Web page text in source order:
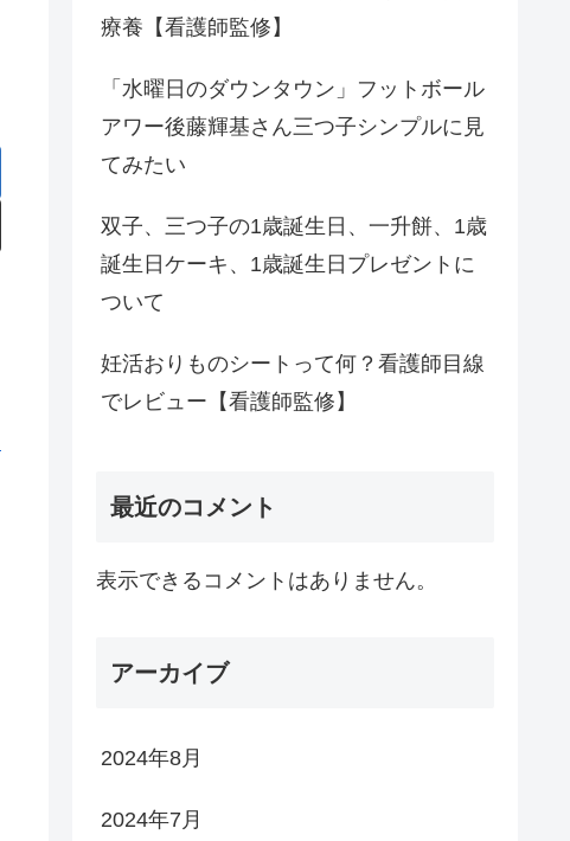
療養【看護師監修】
「水曜日のダウンタウン」フットボール
アワー後藤輝基さん三つ子シンプルに見
てみたい
双子、三つ子の1歳誕生日、一升餅、1歳
誕生日ケーキ、1歳誕生日プレゼントに
ついて
妊活おりものシートって何？看護師目線
でレビュー【看護師監修】
最近のコメント
表示できるコメントはありません。
アーカイブ
2024年8月
2024年7月